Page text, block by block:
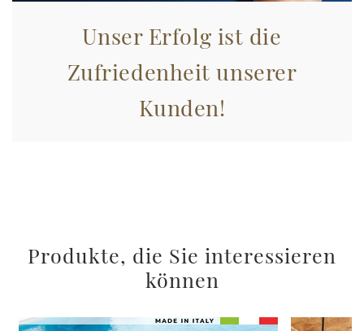
Unser Erfolg ist die
Zufriedenheit unserer
Kunden!
Produkte, die Sie interessieren
können